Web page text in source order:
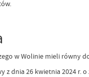
w Wolinie mieli równy
dnia 26 kwietnia 2024